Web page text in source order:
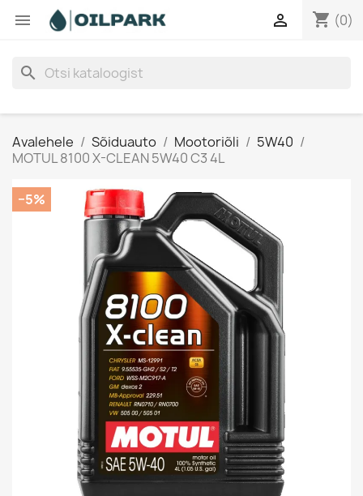
 shopping_cart (0)

search
Avalehele Sõiduauto Mootoriõli
5W40
MOTUL 8100 X-CLEAN 5W40 C3 4L
−5%